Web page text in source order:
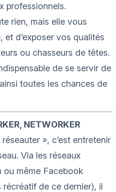
professionnels.
rien, mais elle vous
et d’exposer vos qualités
ou chasseurs de têtes.
de se servir de
toutes les chances de
NETWORKER
réseauter », c’est entretenir
Via les réseaux
ou même Facebook
de ce dernier), il